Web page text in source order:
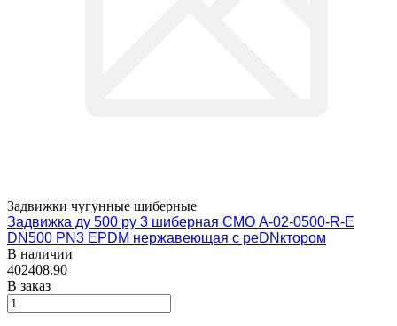
Задвижки чугунные шиберные
Задвижка ду 500 ру 3 шиберная СМО A-02-0500-R-E
DN500 PN3 EPDM нержавеющая с реDNктором
В наличии
402408.90
В заказ